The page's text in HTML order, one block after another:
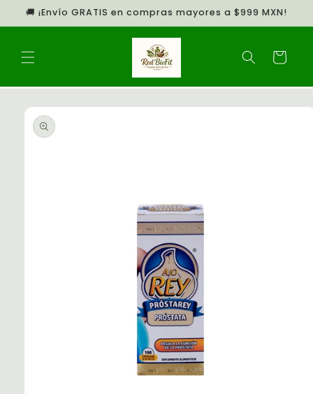
directamente
al contenido
🚚 ¡Envío GRATIS en compras mayores a $999 MXN!
Carrito
directamente
información
del producto